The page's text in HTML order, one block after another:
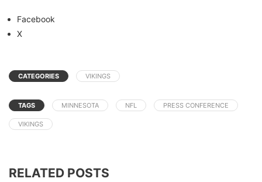
Facebook
X
CATEGORIES VIKINGS
TAGS MINNESOTA NFL PRESS CONFERENCE
VIKINGS
RELATED POSTS